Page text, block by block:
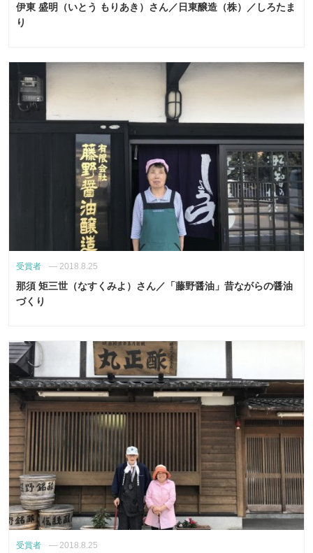
伊東 盛明（いとう もりあき）さん／日東醸造（株）／しろたま
り
受賞者 — 2018.8.25
那須 矩三世（なすくみよ）さん／「藤野醤油」昔ながらの醤油
づくり
受賞者 — 2018.8.25